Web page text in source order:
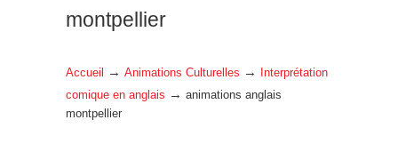
montpellier
Accueil → Animations Culturelles →
Interprétation
comique en anglais → animations anglais
montpellier